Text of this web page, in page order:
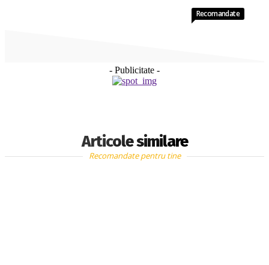
- Publicitate -
Articole similare
Recomandate
Recomandate pentru tine